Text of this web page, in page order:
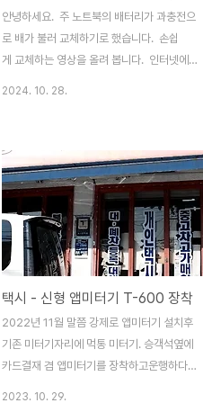
하다가맹을 하기로 맘 먹고 시작을 했다. 다
행이 내겐 우버콜과 일명 길빵만이 수익의 전
부라가맹을 할 수 밖에... 수입도..
안녕하세요. 주 노트북의 배터리가 과충전으
로 배가 불러 교체하기로 했습니다. 손쉽
게 교체하는 영상을 올려 봅니다. 인터넷에
무섭습니다.신품교체후 전원 테스트도 해 봅
니다. 조립은 분해의 역순 이제 노트북의 새
로운 생명을 불어넣어 주었습니다.2024-
10-18
2024. 10. 28.
택시 - 신형 앱미터기 T-600 장착
2022년 11월 말쯤 강제로 앱미터기 설치후
기존 미터기자리에 먹통 미터기. 승객석옆에
카드결재 겸 앱미터기를 장착하고운행하다
2023. 10. 29.